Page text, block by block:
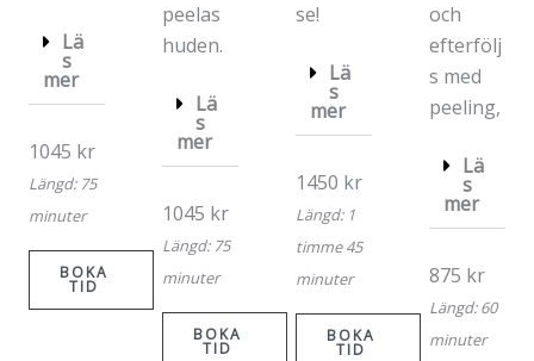
Lä
s
mer
1045 kr
Längd: 75
minuter
BOKA
TID
peelas
huden.
Lä
s
mer
1045 kr
Längd: 75
minuter
BOKA
TID
se!
Lä
s
mer
1450 kr
Längd: 1
timme 45
minuter
BOKA
TID
och
efterfölj
s med
peeling,
Lä
s
mer
875 kr
Längd: 60
minuter